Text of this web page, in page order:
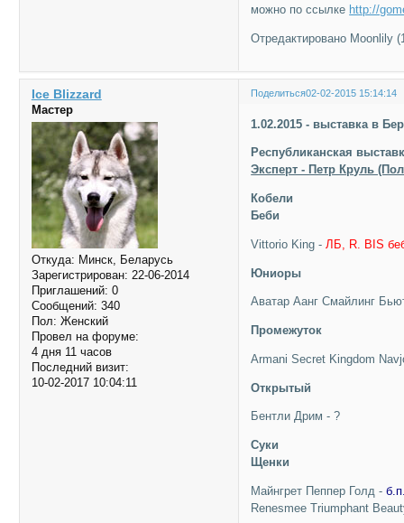
можно по ссылке http://
Отредактировано Moonlily
Поделиться02-02-2015 15:14:14
Ice Blizzard
Мастер
Откуда: Минск, Беларусь
Зарегистрирован: 22-06-2014
Приглашений: 0
Сообщений: 340
Пол: Женский
Провел на форуме:
4 дня 11 часов
Последний визит:
10-02-2017 10:04:11
1.02.2015 - выставка в
Республиканская
Эксперт - Петр Круль
Кобели
Беби
Vittorio King - ЛБ, R. BIS
Юниоры
Аватар Аанг Смайлинг
Промежуток
Armani Secret Kingdom
Открытый
Бентли Дрим - ?
Суки
Щенки
Майнгрет Пеппер Голд -
Renesmee Triumphant